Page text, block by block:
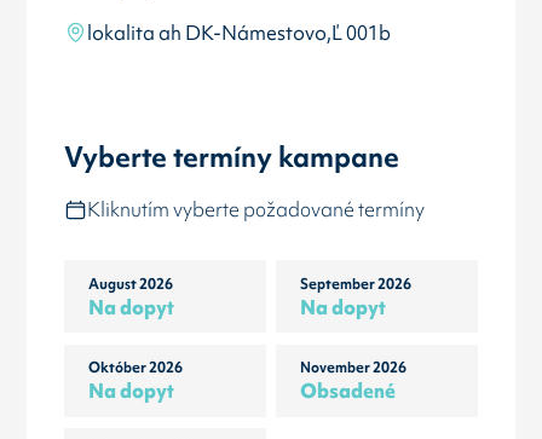
lokalita ah DK-Námestovo,Ľ 001b
Vyberte termíny kampane
Kliknutím vyberte požadované termíny
August 2026
Na dopyt
September 2026
Na dopyt
Október 2026
Na dopyt
November 2026
Obsadené